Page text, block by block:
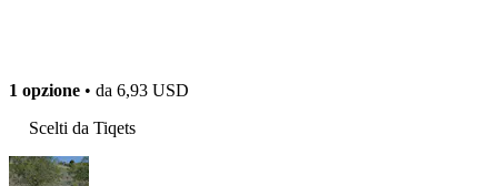
1 opzione • da 6,93 USD
Scelti da Tiqets